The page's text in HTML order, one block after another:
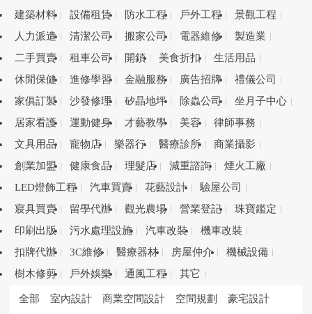
建築材料
設備租賃 防水工程 戶外工程
景觀工程
人力派遣
清潔公司 搬家公司 電器維修
製造業
二手買賣
租車公司 開鎖 美食折扣
生活用品
休閒保健
進修學習 金融服務 廣告招牌
禮儀公司
家俱訂製
沙發修理 矽晶地坪 除蟲公司
坐月子中心
居家看護
運動健身 才藝教學 美容
律師事務
文具用品
寵物店 樂器行 醫療診所
商業攝影
創業加盟
健康食品 理髮店 減重諮詢
煙火工廠
LED燈飾工程
汽車買賣 花藝設計
驗屋公司
寢具買賣
留學代辦 觀光農場 營業登記
珠寶鑑定
印刷出版
污水處理設施 汽車改裝
機車改裝
扣牌代辦
3C維修 醫療器材 房屋仲介
機械設備
樹木修剪
戶外娛樂 通風工程 其它
全部 室內設計 商業空間設計 空間規劃
豪宅設計